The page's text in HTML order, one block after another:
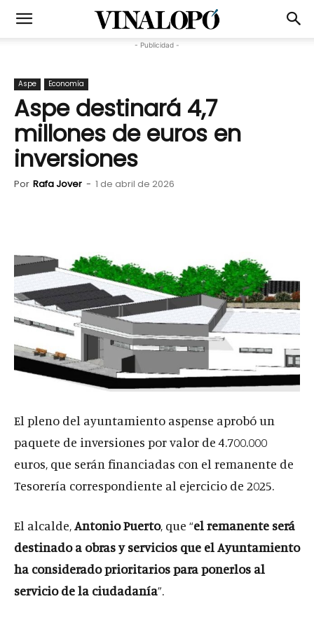
- Publicidad -
Aspe Economía
Aspe destinará 4,7
millones de euros en
inversiones
Por Rafa Jover - 1 de abril de 2026
El pleno del ayuntamiento aspense aprobó un
paquete de inversiones por valor de 4.700.000
euros, que serán financiadas con el remanente de
Tesorería correspondiente al ejercicio de 2025.
El alcalde,Antonio Puerto, que “el remanente será
destinado a obras y servicios que el Ayuntamiento
ha considerado prioritarios para ponerlos al
servicio de la ciudadanía”.